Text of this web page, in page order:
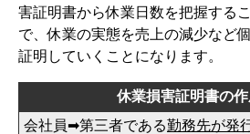
害証明書から休業日数を把握する
で、休業の実態を売上の減少など
証明していくことになります。
休業損害証明書の
会社員➡第三者である勤務先が発